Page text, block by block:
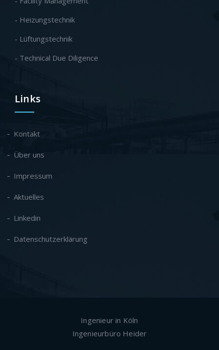
- Heizungstechnik
- Lüftungstechnik
- Technical Due Diligence
Links
Kontakt
Über uns
Impressum
Aktuelles
Linkedin
Datenschutzerklärung
Ingenieur in Köln
Ingenieurbüro Heider